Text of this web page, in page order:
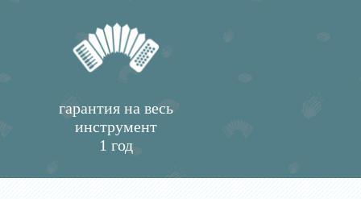
гарантия на весь
инструмент
1 год